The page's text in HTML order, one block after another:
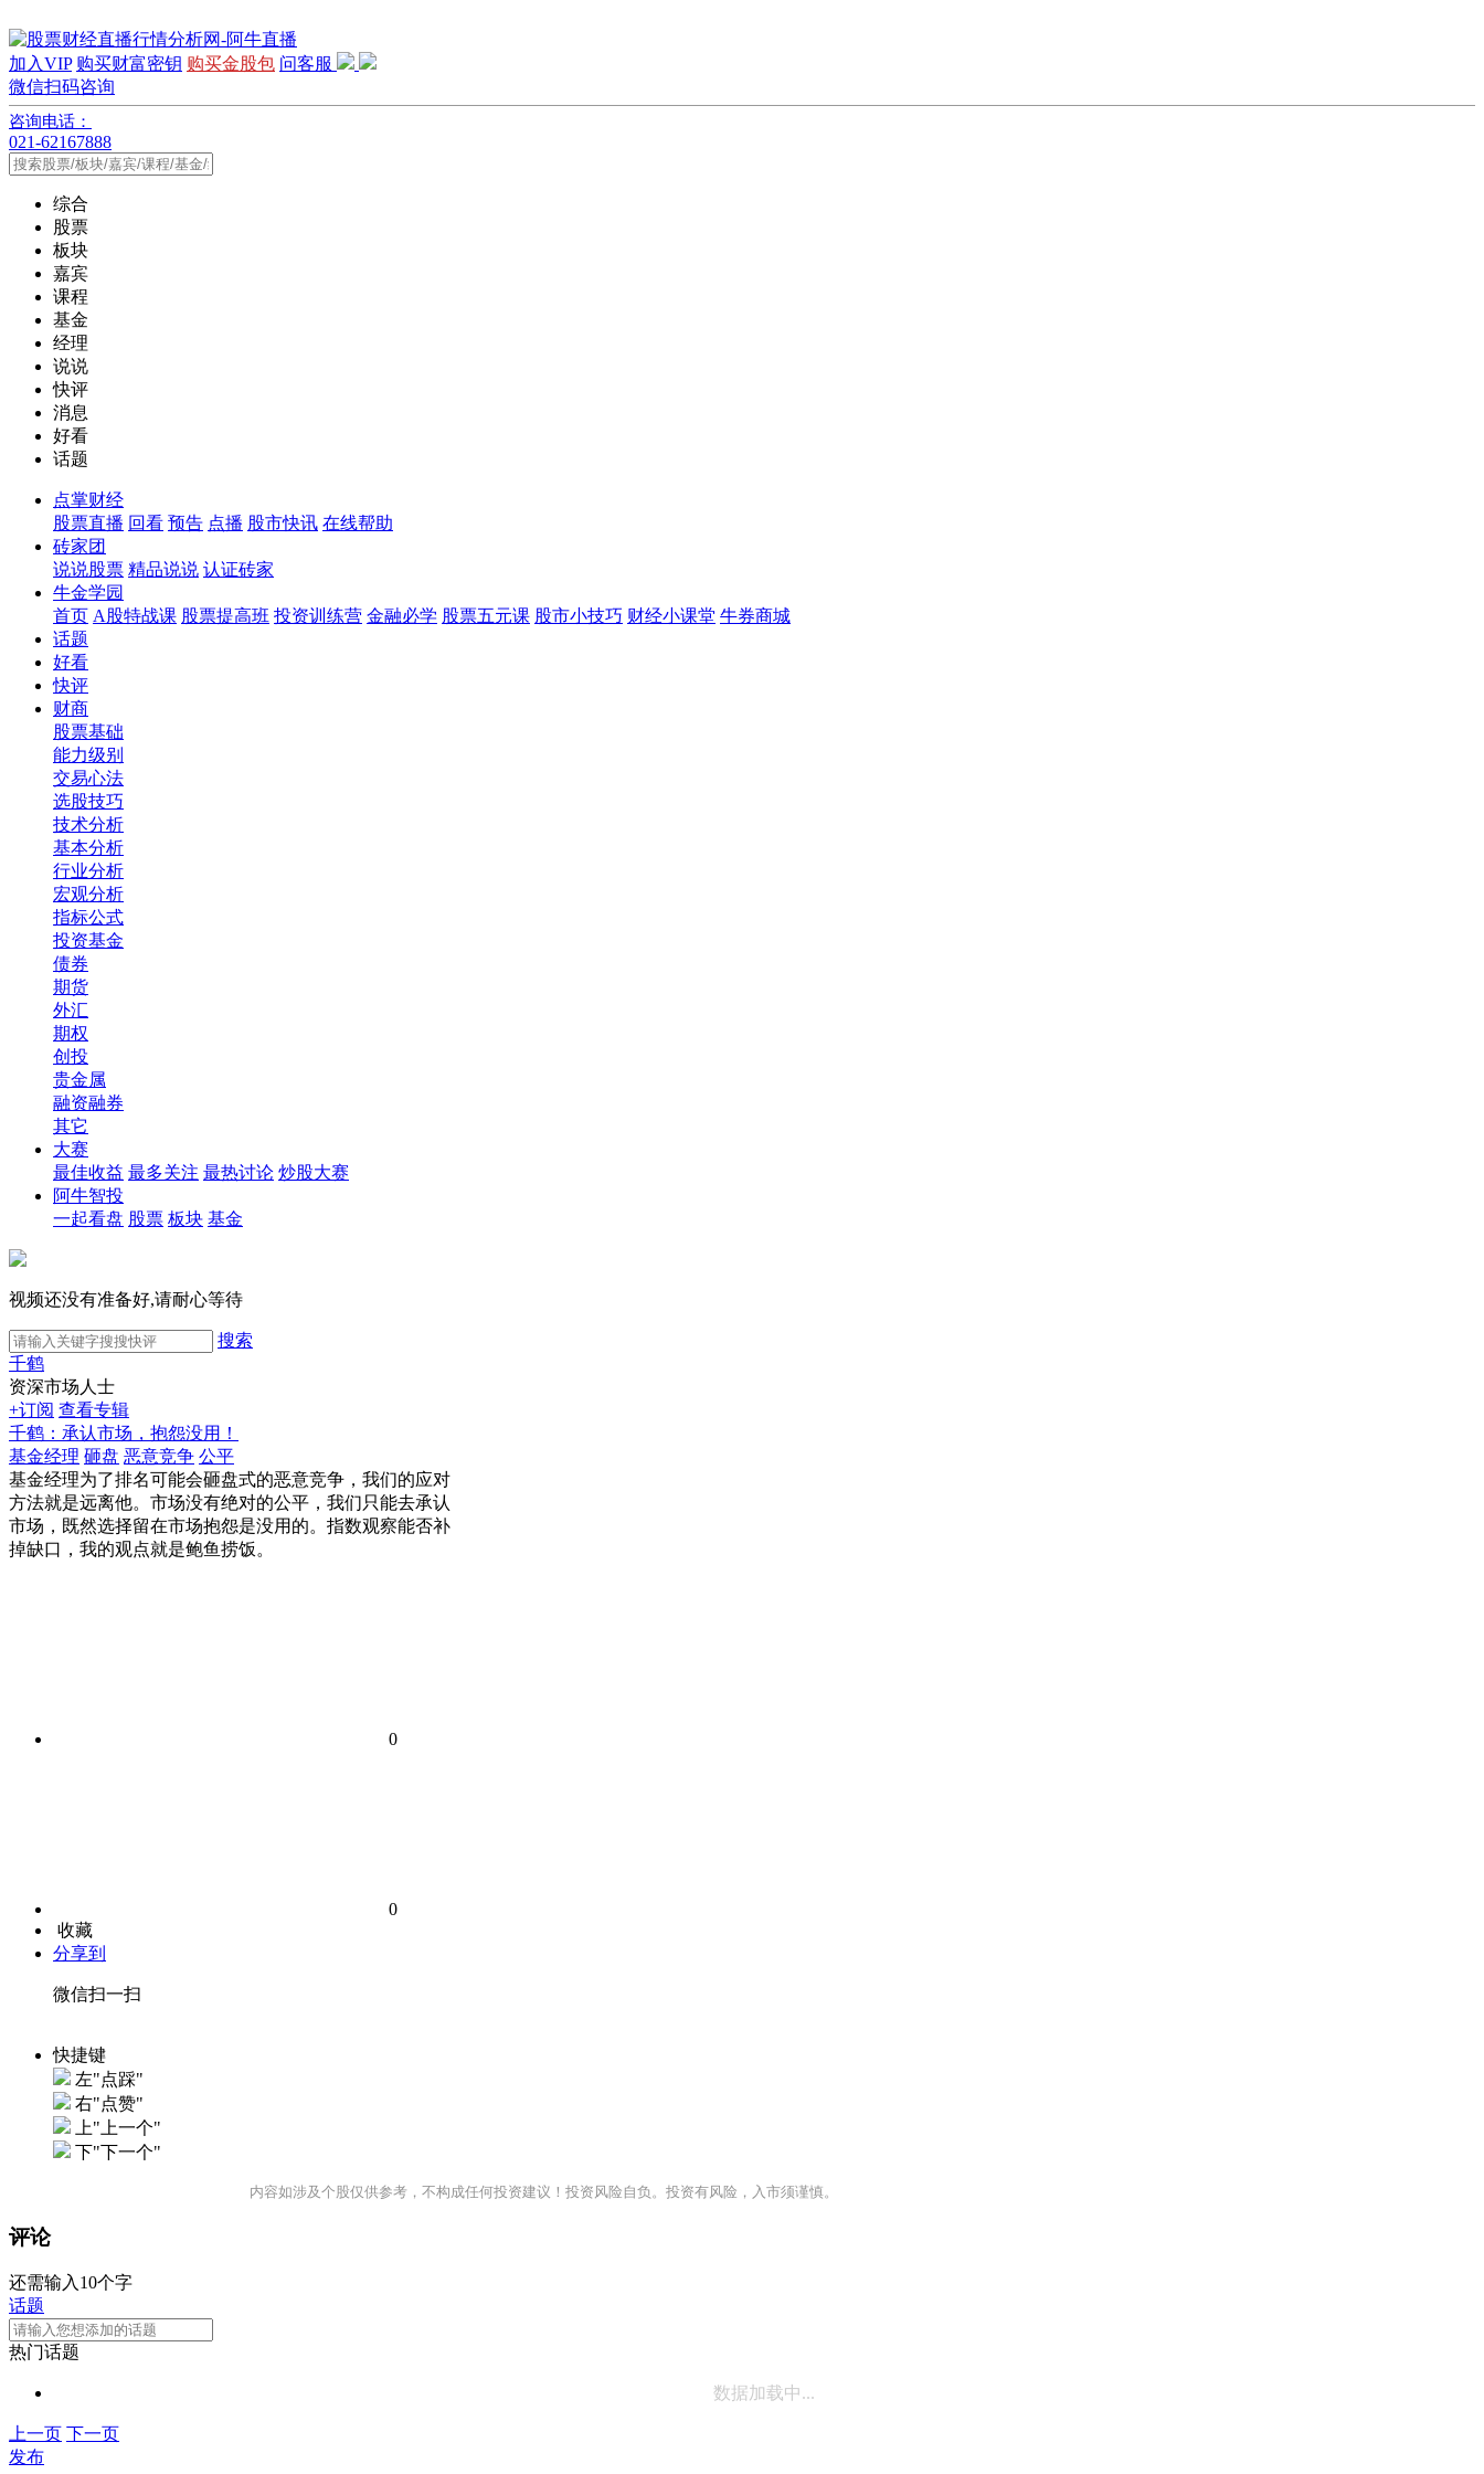
加入VIP 购买财富密钥 购买金股包 问客服
微信扫码咨询
咨询电话：
021-62167888
综合
股票
板块
嘉宾
课程
基金
经理
说说
快评
消息
好看
话题
点掌财经
股票直播 回看 预告 点播 股市快讯 在线帮助
砖家团
说说股票 精品说说 认证砖家
牛金学园
首页 A股特战课 股票提高班 投资训练营 金融必学 股票五元课 股市小技巧 财经小课堂 牛券商城
话题
好看
快评
财商
股票基础
能力级别
交易心法
选股技巧
技术分析
基本分析
行业分析
宏观分析
指标公式
投资基金
债券
期货
外汇
期权
创投
贵金属
融资融券
其它
大赛
最佳收益 最多关注 最热讨论 炒股大赛
阿牛智投
一起看盘 股票 板块 基金
视频还没有准备好,请耐心等待
搜索
千鹤
资深市场人士
+订阅 查看专辑
千鹤：承认市场，抱怨没用！
基金经理 砸盘 恶意竞争 公平
基金经理为了排名可能会砸盘式的恶意竞争，我们的应对
方法就是远离他。市场没有绝对的公平，我们只能去承认
市场，既然选择留在市场抱怨是没用的。指数观察能否补
掉缺口，我的观点就是鲍鱼捞饭。
0
0
收藏
分享到
微信扫一扫
快捷键
左"点踩"
右"点赞"
上"上一个"
下"下一个"
内容如涉及个股仅供参考，不构成任何投资建议！投资风险自负。投资有风险，入市须谨慎。
评论
还需输入10个字
话题
热门话题
数据加载中...
上一页 下一页
发布